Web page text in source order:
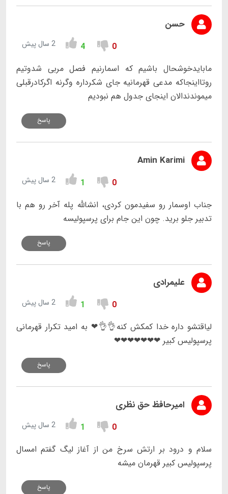
حسن
0
4 2 سال پیش
مابایدخوشحال باشیم که اسمارنیم فصل مربی شدوتیم
روتااینجاکه مدعی قهرمانیه جای شکرداره وگرنه اگرکادرقبلی
میموندندالان اینجای جدول هم نبودیم
پاسخ
Amin Karimi
0
1 2 سال پیش
جناب اوسمار رو سفیدمون کردی، انشالله پله آخر رو هم با
تدبیر جلو برید. چون این جام برای پرسپولیسه
پاسخ
علیمرادی
0
1 2 سال پیش
لیاقتشو داره خدا کمکش کنه👌👌❤ به امید تکرار قهرمانی
پرسپولیس کبیر ❤❤❤❤❤❤❤
پاسخ
امیرحافظ حق نظری
0
1 2 سال پیش
سلام و درود بر ارتش سرخ من از آغاز لیگ گفتم امسال
پرسپولیس کبیر قهرمان میشه
پاسخ